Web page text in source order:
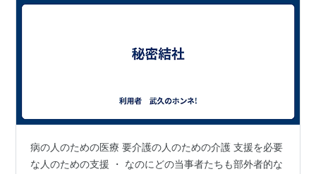
病の人のための医療 要介護の人のための介護 支援を必要
な人のための支援 ・ なのにどの当事者たちも部外者的な